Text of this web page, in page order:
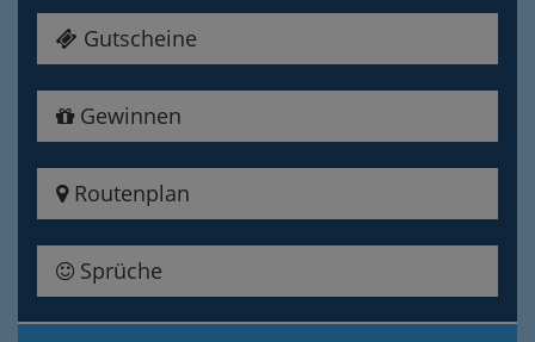
Gutscheine
Gewinnen
Routenplan
Sprüche